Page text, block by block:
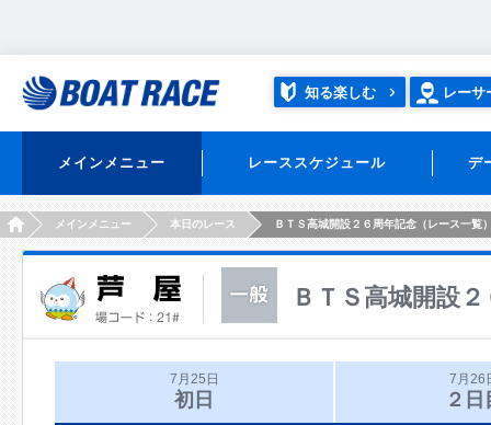
知る楽しむ レーサ
メインメニュー レーススケジュール デ
HOMEメインメニュー 本日のレース ＢＴＳ高城開設２６周年記念（レース一覧
ＢＴＳ高城開設
7月25日
初日
7月26
２日